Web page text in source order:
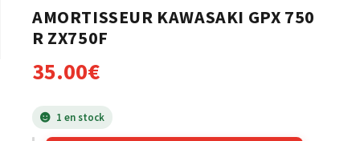
AMORTISSEUR KAWASAKI GPX 750
R ZX750F
35.00€
1 en stock